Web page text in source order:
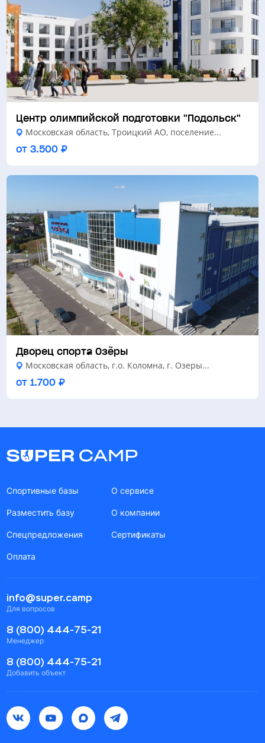
Центр олимпийской подготовки "Подольск"
Московская область, Троицкий АО, поселение...
от 3.500 ₽
Дворец спорта Озёры
Московская область, г.о. Коломна, г. Озеры...
от 1.700 ₽
Спортивные базы
Разместить базу
Спецпредложения
Оплата
О сервисе
О компании
Сертификаты
info@super.camp
Для вопросов
8 (800) 444-75-21
Менеджер
8 (800) 444-75-21
Добавить объект